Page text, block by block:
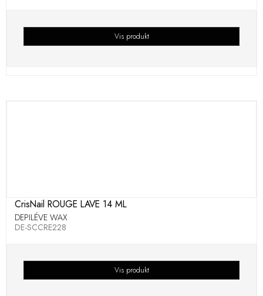
Vis produkt
CrisNail ROUGE LAVE 14 ML
DEPILÉVE WAX
DE-SCCRE228
Vis produkt